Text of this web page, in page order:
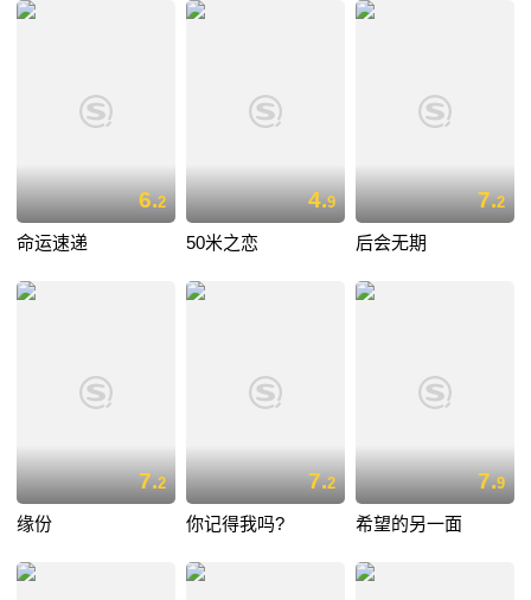
6.2
命运速递
4.9
50米之恋
7.2
后会无期
7.2
缘份
7.2
你记得我吗?
7.9
希望的另一面